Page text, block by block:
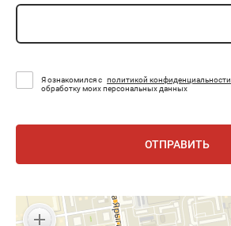
Я ознакомился с политикой конфиденциальности
обработку моих персональных данных
ОТПРАВИТЬ